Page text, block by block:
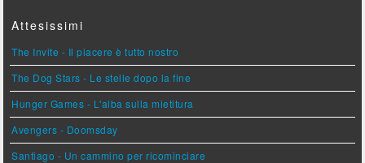
Attesissimi
The Invite - Il piacere è tutto nostro
The Dog Stars - Le stelle dopo la fine
Hunger Games - L'alba sulla mietitura
Avengers - Doomsday
Santiago - Un cammino per ricominciare